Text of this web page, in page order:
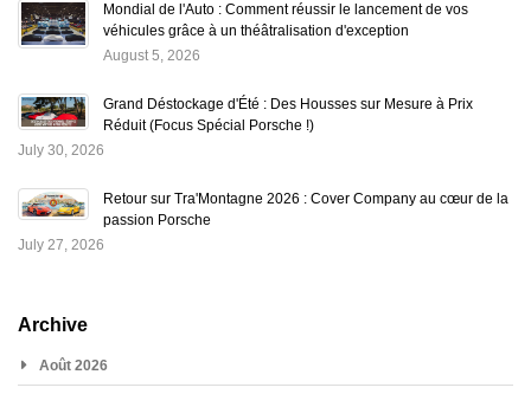
Mondial de l'Auto : Comment réussir le lancement de vos
véhicules grâce à un théâtralisation d'exception
August 5, 2026
Grand Déstockage d'Été : Des Housses sur Mesure à Prix
Réduit (Focus Spécial Porsche !)
July 30, 2026
Retour sur Tra'Montagne 2026 : Cover Company au cœur de la
passion Porsche
July 27, 2026
Archive
Août 2026